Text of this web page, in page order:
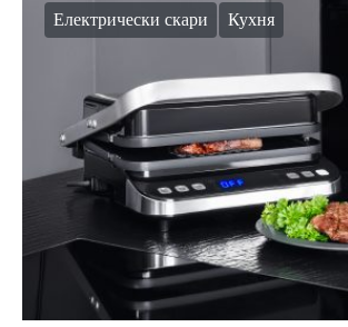
Електрически скари Кухня